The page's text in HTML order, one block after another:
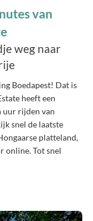
van
weg naar
Boedapest! Dat is
heeft een
uur rijden van
snel de laatste
platteland,
online. Tot snel